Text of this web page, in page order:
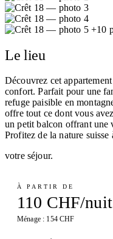
+10
Le lieu
Découvrez cet
confort. Parfait pour une
refuge paisible en
offre tout ce dont vous
un petit balcon offrant une
Profitez de la nature suisse
votre séjour.
À PARTIR DE
110 CHF/nuit
Ménage : 154 CHF